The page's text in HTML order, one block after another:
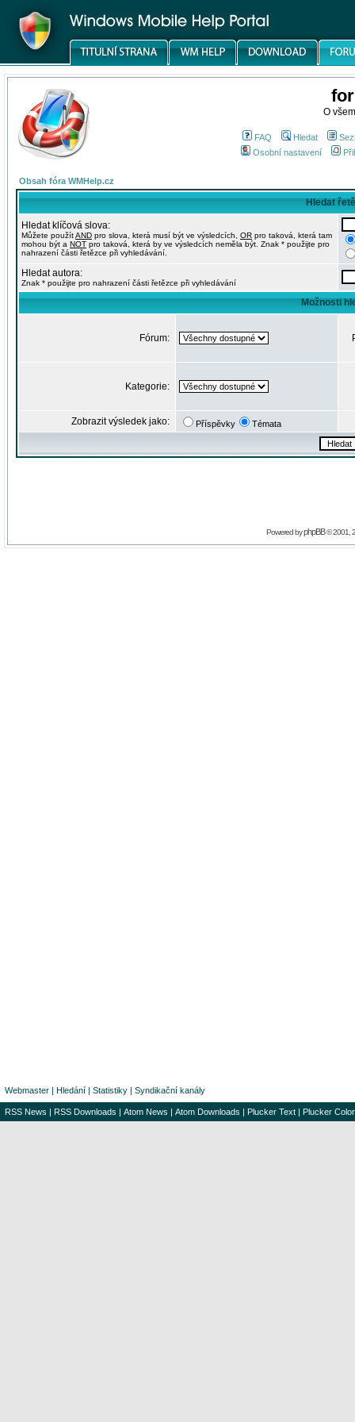
O
FAQ Hledat
Osobní nastavení
Obsah fóra WMHelp.cz
Hledat
Hledat klíčová slova:
Můžete použítAND pro slova, která musí být ve výsledcích, OR pro taková, která tam
mohou být a NOT pro taková, která by ve výsledcích neměla být. Znak * použijte pro
nahrazení části řetězce při vyhledávání.
Hledat autora:
Znak * použijte pro nahrazení části řetězce při vyhledávání
Možnosti
Fórum:
Kategorie:
Zobrazit výsledek jako: Příspěvky Témata
Powered byphpBB© 2001,
Webmaster | Hledání | Statistiky | Syndikační kanály
RSS News | RSS Downloads | Atom News | Atom Downloads | Plucker Text | Plucker Color